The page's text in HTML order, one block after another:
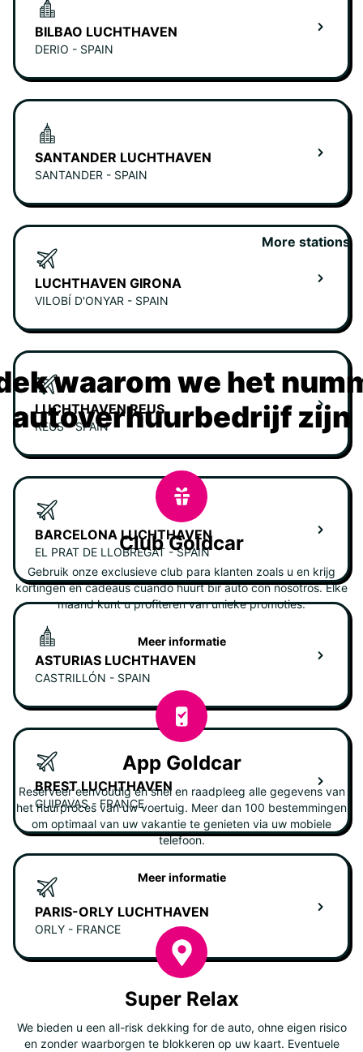
BILBAO LUCHTHAVEN
DERIO - SPAIN
SANTANDER LUCHTHAVEN
SANTANDER - SPAIN
LUCHTHAVEN GIRONA
VILOBÍ D'ONYAR - SPAIN
LUCHTHAVEN REUS
REUS - SPAIN
BARCELONA LUCHTHAVEN
EL PRAT DE LLOBREGAT - SPAIN
ASTURIAS LUCHTHAVEN
CASTRILLÓN - SPAIN
BREST LUCHTHAVEN
GUIPAVAS - FRANCE
PARIS-ORLY LUCHTHAVEN
ORLY - FRANCE
More stations
waarom we het
autoverhuurbedrijf zijn
Club Goldcar
Gebruik onze exclusieve club para klanten zoals u en krijg
kortingen en cadeaus cuando huurt bir auto con nosotros. Elke
maand kunt u profiteren van unieke promoties.
Meer informatie
App Goldcar
Reserveer eenvoudig en snel en raadpleeg alle gegevens van
het huurproces van uw voertuig. Meer dan 100 bestemmingen
om optimaal van uw vakantie te genieten via uw mobiele
telefoon.
Meer informatie
Super Relax
We bieden u een all-risk dekking for de auto, ohne eigen risico
en zonder waarborgen te blokkeren op uw kaart. Eventuele